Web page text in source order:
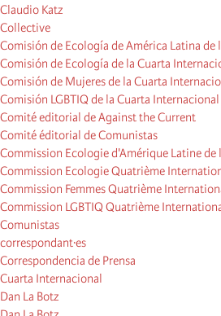
Claudio Katz
Collective
Comisión de Ecología de América Latina de
Comisión de Ecología de la Cuarta
Comisión de Mujeres de la Cuarta
Comisión LGBTIQ de la Cuarta Internacional
Comité editorial de Against the Current
Comité éditorial de Comunistas
Commission Ecologie d'Amérique Latine
Commission Ecologie Quatrième
Commission Femmes Quatrième
Commission LGBTIQ Quatrième
Comunistas
correspondant·es
Correspondencia de Prensa
Cuarta Internacional
Dan La Botz